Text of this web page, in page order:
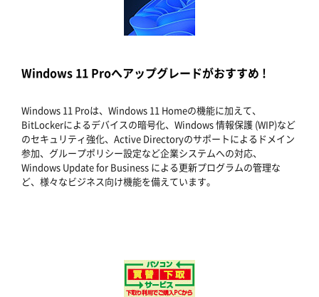
Windows 11 Proへアップグレードがおすすめ !
Windows 11 Proは、Windows 11 Homeの機能に加えて、
BitLockerによるデバイスの暗号化、Windows 情報保護 (WIP)など
のセキュリティ強化、Active Directoryのサポートによるドメイン
参加、グループポリシー設定など企業システムへの対応、
Windows Update for Business による更新プログラムの管理な
ど、様々なビジネス向け機能を備えています。